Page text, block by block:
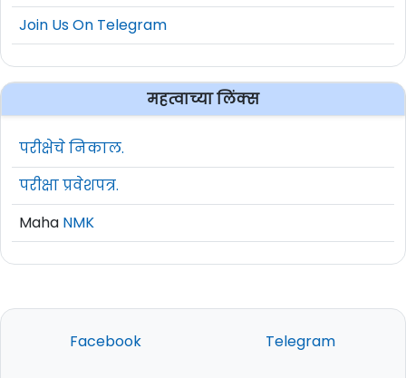
Join Us On Telegram
महत्वाच्या लिंक्स
परीक्षेचे निकाल.
परीक्षा प्रवेशपत्र.
Maha NMK
Facebook Telegram